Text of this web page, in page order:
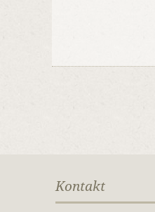
Kontakt